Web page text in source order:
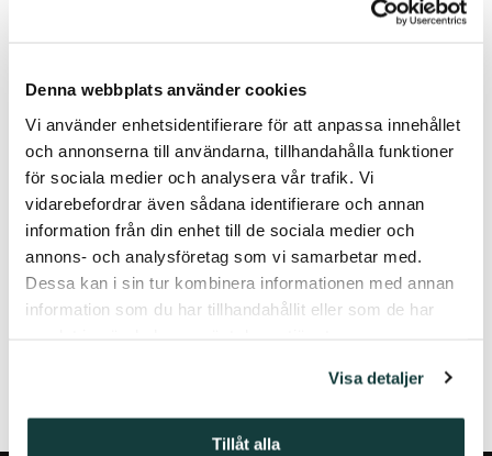
Denna webbplats använder cookies
Vi använder enhetsidentifierare för att anpassa innehållet
och annonserna till användarna, tillhandahålla funktioner
för sociala medier och analysera vår trafik. Vi
vidarebefordrar även sådana identifierare och annan
information från din enhet till de sociala medier och
annons- och analysföretag som vi samarbetar med.
Dessa kan i sin tur kombinera informationen med annan
information som du har tillhandahållit eller som de har
Visa detaljer
Tillåt alla
Lindstedt(Helsingfors universitet),Karmela Liebkind
(Helsingfors universitet),Zdeňka Špiclová(University of
West Bohemia),Nina Nikki(Umeå universitet),Vojtěch
Kaše(University of West Bohemia),Jan Tvrz(University of
West Bohemia) andSini Mikkola(Östra Finlands
universitet). Det tematiska numret har sammanställts och
redigerats av gästredaktörernaJutta Jokiranta(Helsingfors
universitet),Nini Nikki(Umeå universitet) ochTeemu
Pauha(Helsingfors universitet).